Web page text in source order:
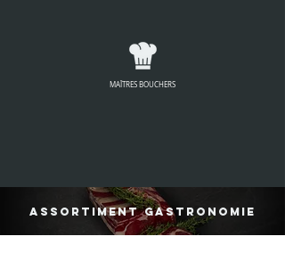
MAÎTRES BOUCHERS
ASSORTIMENT gastronomie